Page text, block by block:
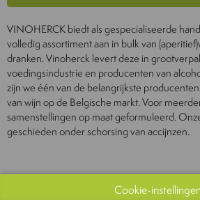
VINOHERCK biedt als gespecialiseerde
volledig assortiment aan in bulk van
dranken. Vinoherck levert deze in
voedingsindustrie en producenten van
zijn we één van de belangrijkste
van wijn op de Belgische markt. Voor
samenstellingen op maat geformuleerd.
geschieden onder schorsing van accijnzen.
Cookie-